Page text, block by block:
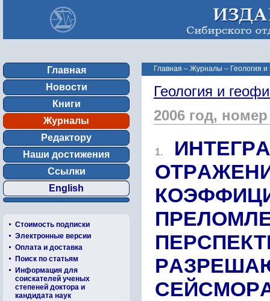
Главная
Новости
Книги
Журналы
Редактору
Наши достижения
Ссылки
English
Стоимость подписки
Электронные версии
Оплата и доставка
Поиск по статьям
Информация для
соискателей ученых
степеней доктора и
кандидата наук
Главная – Журналы – Геология
Геология и
2006 год,
1.